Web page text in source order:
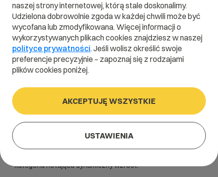
E-commerce,
w skrócie
Wśród właścicieli stron www bez wątpienia grupą
najmocniej nastawioną na konwersje są właściciele sklepów
kategoria notująca dynamiczny wzrost.
naszej strony internetowej, którą stale doskonalimy.
Udzielona dobrowolnie zgoda w każdej chwili może być
wycofana lub zmodyfikowana. Więcej informacji o
wykorzystywanych plikach cookies znajdziesz w naszej
polityce prywatności. Jeśli wolisz określić swoje
preferencje precyzyjnie – zapoznaj się z rodzajami
plików cookies poniżej.
AKCEPTUJĘ WSZYSTKIE
USTAWIENIA